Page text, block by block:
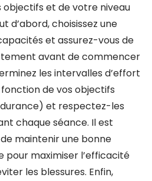
et de votre niveau
d’abord, choisissez une
et assurez-vous de
avant de commencer
les intervalles d’effort
de vos objectifs
et respectez-les
chaque séance. Il est
maintenir une bonne
pour maximiser l’efficacité
les blessures. Enfin,